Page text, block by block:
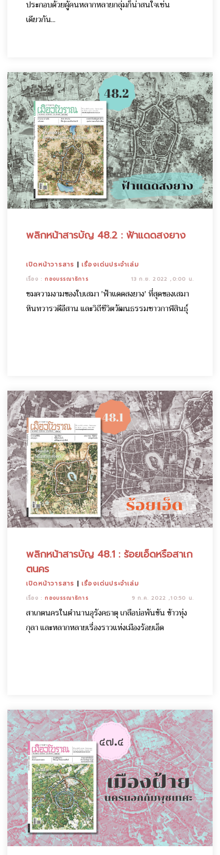
ประกอบด้วยผู้คนหลากหลายกลุ่มก็น่าสนใจเช่น
เดียวกัน...
พลิกหน้าสารบัญ 48.2 : ฟ้าแดดสงยาง
เปิดหน้าวารสาร |เรื่องเด่นประจำเล่ม
เรื่อง :กองบรรณาธิการ 13 ก.ย. 2022 ,0:00 น.
ชมความงามของใบเสมา 'ฟ้าแดดสงยาง' ที่สุดของเสมา
หินทวารวดีอีสาน และวิถีชีวิตวัฒนธรรมชาวกาฬสินธุ์
พลิกหน้าสารบัญ 48.1 : ร้อยเอ็ดหรือสาเก
ตนคร
เปิดหน้าวารสาร |เรื่องเด่นประจำเล่ม
เรื่อง :กองบรรณาธิการ 9 ก.ค. 2022 ,10:50 น.
สาเกตนครในตำนานอุรังคธาตุ เกลือบ่อพันขัน ข้าวทุ่ง
กุลา และหลากหลายเรื่องราวแห่งเมืองร้อยเอ็ด